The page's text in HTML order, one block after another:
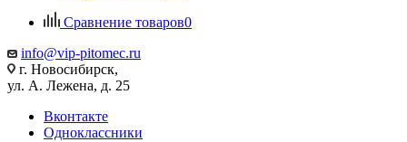
Сравнение товаров0
info@vip-pitomec.ru
г. Новосибирск,
ул. А. Лежена, д. 25
Вконтакте
Одноклассники